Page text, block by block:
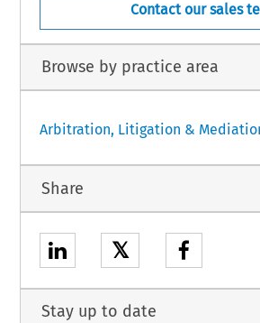
Contact our sales
Browse by practice area
Arbitration, Litigation &
Share
𝕏
Stay up to date